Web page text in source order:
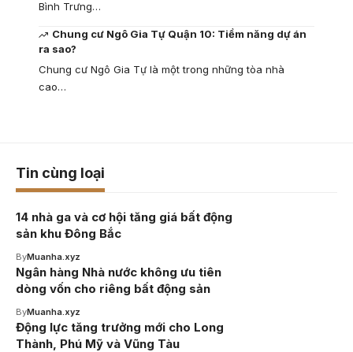
Bình Trưng…
Chung cư Ngô Gia Tự Quận 10: Tiềm năng dự án
ra sao?
Chung cư Ngô Gia Tự là một trong những tòa nhà
cao…
Tin cùng loại
14 nhà ga và cơ hội tăng giá bất động
sản khu Đông Bắc
ByMuanha.xyz
Ngân hàng Nhà nước không ưu tiên
dòng vốn cho riêng bất động sản
ByMuanha.xyz
Động lực tăng trưởng mới cho Long
Thành, Phú Mỹ và Vũng Tàu